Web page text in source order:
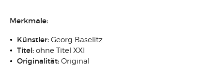
Merkmale:
Künstler: Georg Baselitz
Titel: ohne Titel XXI
Originalität: Original